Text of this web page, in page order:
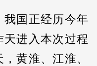
国正经历今年
天进入本次过程
黄淮、江淮、